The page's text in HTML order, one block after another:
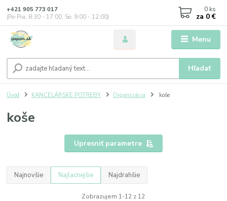
Menu
Hľadať
+421 905 773 017
(Po-Pia, 8:30 - 17:00, So: 9:00 - 12:00)
0 ks
za 0 €
Úvod KANCELÁRSKE POTREBY Organizácia koše
koše
Upresniť parametre
Najnovšie Najlacnejšie Najdrahšie
Zobrazujem 1-12 z 12